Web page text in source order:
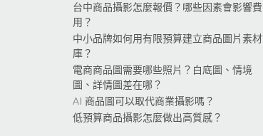
台中商品攝影怎麼報價？哪些因素會影響費
用？
中小品牌如何用有限預算建立商品圖片素材
庫？
電商商品圖需要哪些照片？白底圖、情境
圖、詳情圖差在哪？
AI 商品圖可以取代商業攝影嗎？
低預算商品攝影怎麼做出高質感？